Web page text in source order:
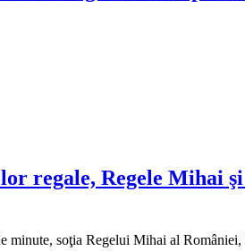
regale, Regele Mihai
soţia Regelui Mihai al